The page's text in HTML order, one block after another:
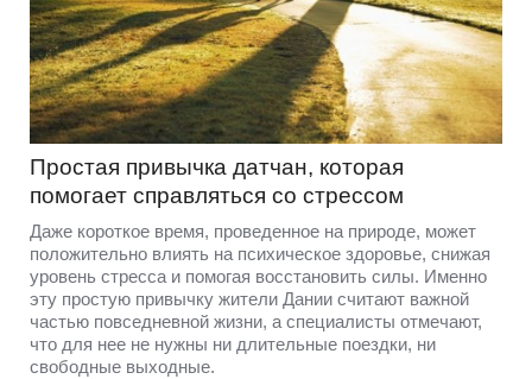
Простая привычка датчан, которая
помогает справляться со стрессом
Даже короткое время, проведенное на природе, может
положительно влиять на психическое здоровье, снижая
уровень стресса и помогая восстановить силы. Именно
эту простую привычку жители Дании считают важной
частью повседневной жизни, а специалисты отмечают,
что для нее не нужны ни длительные поездки, ни
свободные выходные.